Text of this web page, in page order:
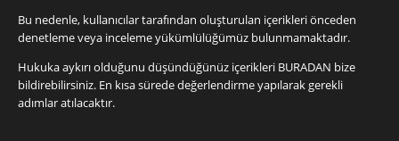
Bu nedenle, kullanıcılar tarafından oluşturulan içerikleri önceden
denetleme veya inceleme yükümlülüğümüz bulunmamaktadır.
Hukuka aykırı olduğunu düşündüğünüz içerikleri BURADAN bize
bildirebilirsiniz. En kısa sürede değerlendirme yapılarak gerekli
adımlar atılacaktır.